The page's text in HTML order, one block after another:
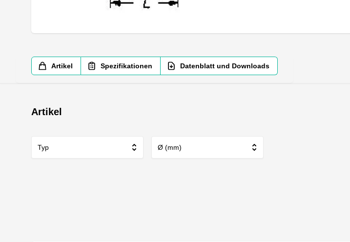
Artikel Spezifikationen Datenblatt und Downloads
Artikel
Typ Ø (mm)